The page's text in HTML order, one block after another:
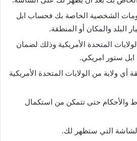
الشخصية الخاصة بك فحساب ابل
والمكان أو المنطقة.
الولايات المتحدة الأمريكية وذلك لضمان
ستور امريكي.
أي ولاية من الولايات المتحدة الأمريكية
والأحكام حتى تتمكن من استكمال
التي ستظهر لك.